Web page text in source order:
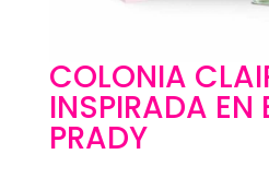
COLONIA
INSPIRADA EN
PRADY